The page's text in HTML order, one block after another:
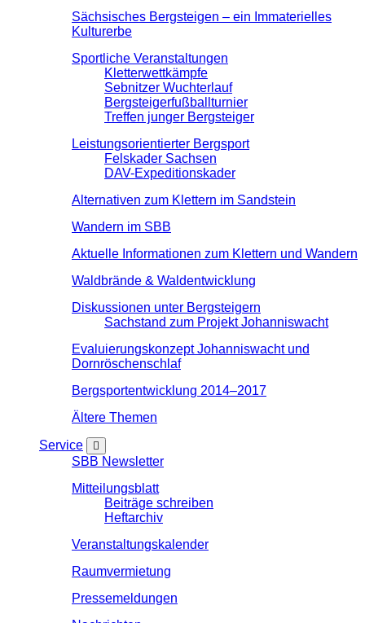
Sächsisches Bergsteigen – ein Immaterielles
Kulturerbe
Sportliche Veranstaltungen
Kletterwettkämpfe
Sebnitzer Wuchterlauf
Bergsteigerfußballturnier
Treffen junger Bergsteiger
Leistungsorientierter Bergsport
Felskader Sachsen
DAV-Expeditionskader
Alternativen zum Klettern im Sandstein
Wandern im SBB
Aktuelle Informationen zum Klettern und Wandern
Waldbrände & Waldentwicklung
Diskussionen unter Bergsteigern
Sachstand zum Projekt Johanniswacht
Evaluierungskonzept Johanniswacht und
Dornröschenschlaf
Bergsportentwicklung 2014–2017
Ältere Themen
Service
SBB Newsletter
Mitteilungsblatt
Beiträge schreiben
Heftarchiv
Veranstaltungskalender
Raumvermietung
Pressemeldungen